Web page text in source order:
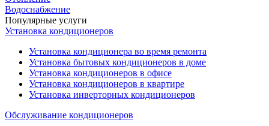
Водоснабжение
Популярные услуги
Установка кондиционеров
Установка кондиционера во время ремонта
Установка бытовых кондиционеров в доме
Установка кондиционеров в офисе
Установка кондиционеров в квартире
Установка инверторных кондиционеров
Обслуживание кондиционеров